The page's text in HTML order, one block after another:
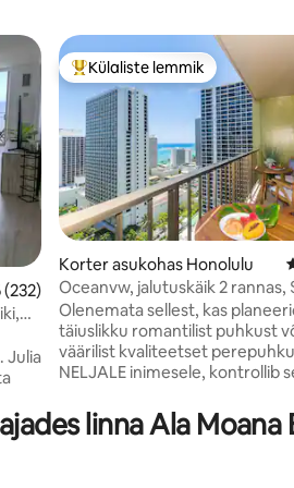
hinnang 5/5, 232 hinnangut
(232)
Julia
Külaliste suur lemmik
Külaliste lemmik
Korter asukohas Honolulu
Oceanvw, jalutuskäik 2 rannas,
koristamine ja park, köök
Olenemata sellest, kas
täiuslikku romantilist puhkust
väärilist kvaliteetset
NELJALE inimesele, kontrollib
ookeanile. 1 magamistuba, kus
LAI KAHEINIMESEVOODI, on
linna Ala Moana